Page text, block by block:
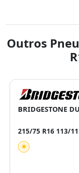
Outros
BRIDGESTONE
215/75 R16 113/